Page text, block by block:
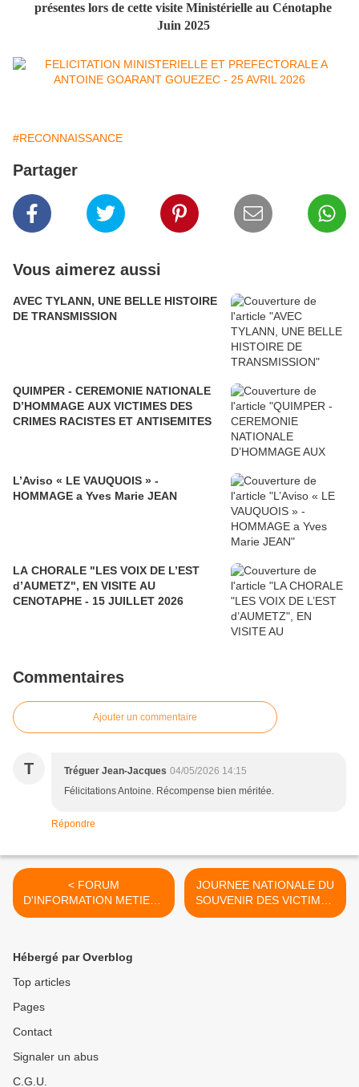
présentes lors de cette visite Ministérielle au Cénotaphe
Juin 2025
#RECONNAISSANCE
Partager
Vous aimerez aussi
AVEC TYLANN, UNE BELLE HISTOIRE
DE TRANSMISSION
QUIMPER - CEREMONIE NATIONALE
D’HOMMAGE AUX VICTIMES DES
CRIMES RACISTES ET ANTISEMITES
L’Aviso « LE VAUQUOIS » -
HOMMAGE a Yves Marie JEAN
LA CHORALE "LES VOIX DE L’EST
d’AUMETZ", EN VISITE AU
CENOTAPHE - 15 JUILLET 2026
Commentaires
Ajouter un commentaire
T Tréguer Jean-Jacques 04/05/2026 14:15
Félicitations Antoine. Récompense bien méritée.
Répondre
< FORUM
D'INFORMATION METIERS
DEFENSE ET SECURITE -
JOURNEE NATIONALE DU
SOUVENIR DES VICTIMES
ET DES HEROS DE LA
Hébergé par Overblog
Top articles
Pages
Contact
Signaler un abus
C.G.U.